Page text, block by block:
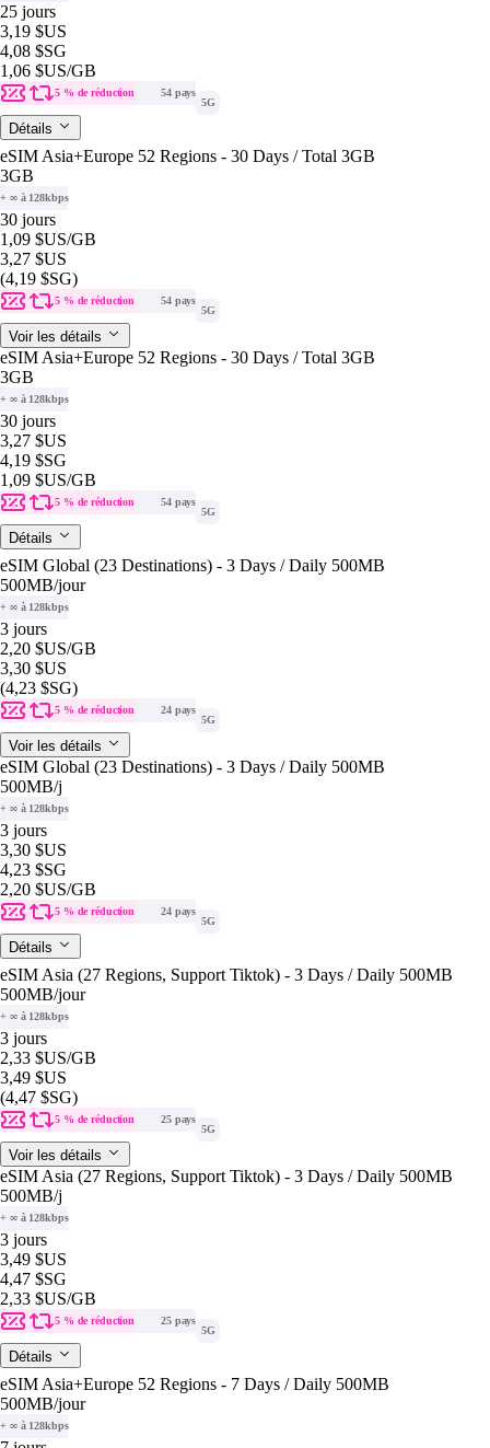
25 jours
3,19 $US
4,08 $SG
1,06 $US/GB
5 % de réduction
54 pays
5G
Détails
eSIM Asia+Europe 52 Regions - 30 Days / Total 3GB
3GB
+ ∞ à 128kbps
30 jours
1,09 $US/GB
3,27 $US
(4,19 $SG)
5 % de réduction
54 pays
5G
Voir les détails
eSIM Asia+Europe 52 Regions - 30 Days / Total 3GB
3GB
+ ∞ à 128kbps
30 jours
3,27 $US
4,19 $SG
1,09 $US/GB
5 % de réduction
54 pays
5G
Détails
eSIM Global (23 Destinations) - 3 Days / Daily 500MB
500MB/jour
+ ∞ à 128kbps
3 jours
2,20 $US/GB
3,30 $US
(4,23 $SG)
5 % de réduction
24 pays
5G
Voir les détails
eSIM Global (23 Destinations) - 3 Days / Daily 500MB
500MB/j
+ ∞ à 128kbps
3 jours
3,30 $US
4,23 $SG
2,20 $US/GB
5 % de réduction
24 pays
5G
Détails
eSIM Asia (27 Regions, Support Tiktok) - 3 Days / Daily 500MB
500MB/jour
+ ∞ à 128kbps
3 jours
2,33 $US/GB
3,49 $US
(4,47 $SG)
5 % de réduction
25 pays
5G
Voir les détails
eSIM Asia (27 Regions, Support Tiktok) - 3 Days / Daily 500MB
500MB/j
+ ∞ à 128kbps
3 jours
3,49 $US
4,47 $SG
2,33 $US/GB
5 % de réduction
25 pays
5G
Détails
eSIM Asia+Europe 52 Regions - 7 Days / Daily 500MB
500MB/jour
+ ∞ à 128kbps